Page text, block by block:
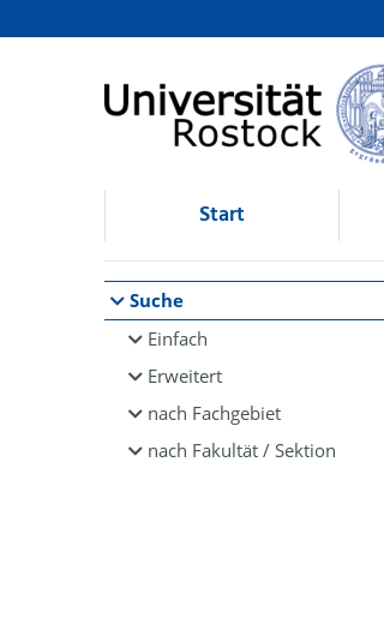
Browsen
direkt zum Inhalt
Start
Suche
Einfach
Erweitert
nach Fachgebiet
nach Fakultät / Sektion